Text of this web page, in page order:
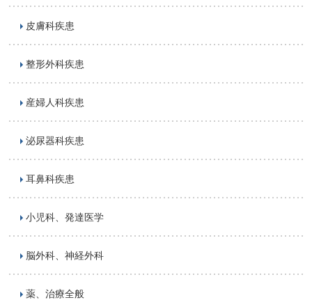
皮膚科疾患
整形外科疾患
産婦人科疾患
泌尿器科疾患
耳鼻科疾患
小児科、発達医学
脳外科、神経外科
薬、治療全般